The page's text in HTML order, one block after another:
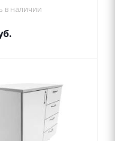
в наличии